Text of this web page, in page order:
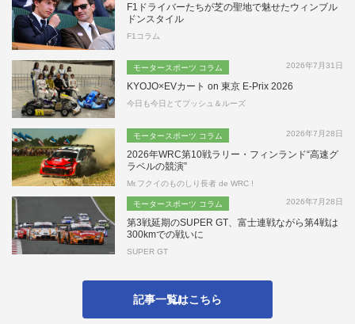
F1ドライバーたちが芝の聖地で魅せたウィンブル
ドンスタイル
F1コラム
モータースポーツ コラム 2026年7月31日
KYOJO×EVカート on 東京 E-Prix 2026
今日も今日とてプッシュ＆ルーズ
モータースポーツ コラム 2026年7月28日
2026年WRC第10戦ラリー・フィンランド“高速グ
ラベルの競演”
Mr.フクイのものしり長者 de WRC !
モータースポーツ コラム 2026年7月28日
第3戦延期のSUPER GT、富士連戦ながら第4戦は
300kmでの戦いに
SUPER GT
記事一覧はこちら